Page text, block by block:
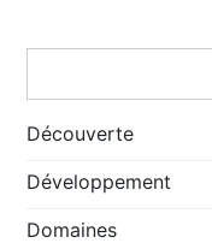
Découverte
Développement
Domaines